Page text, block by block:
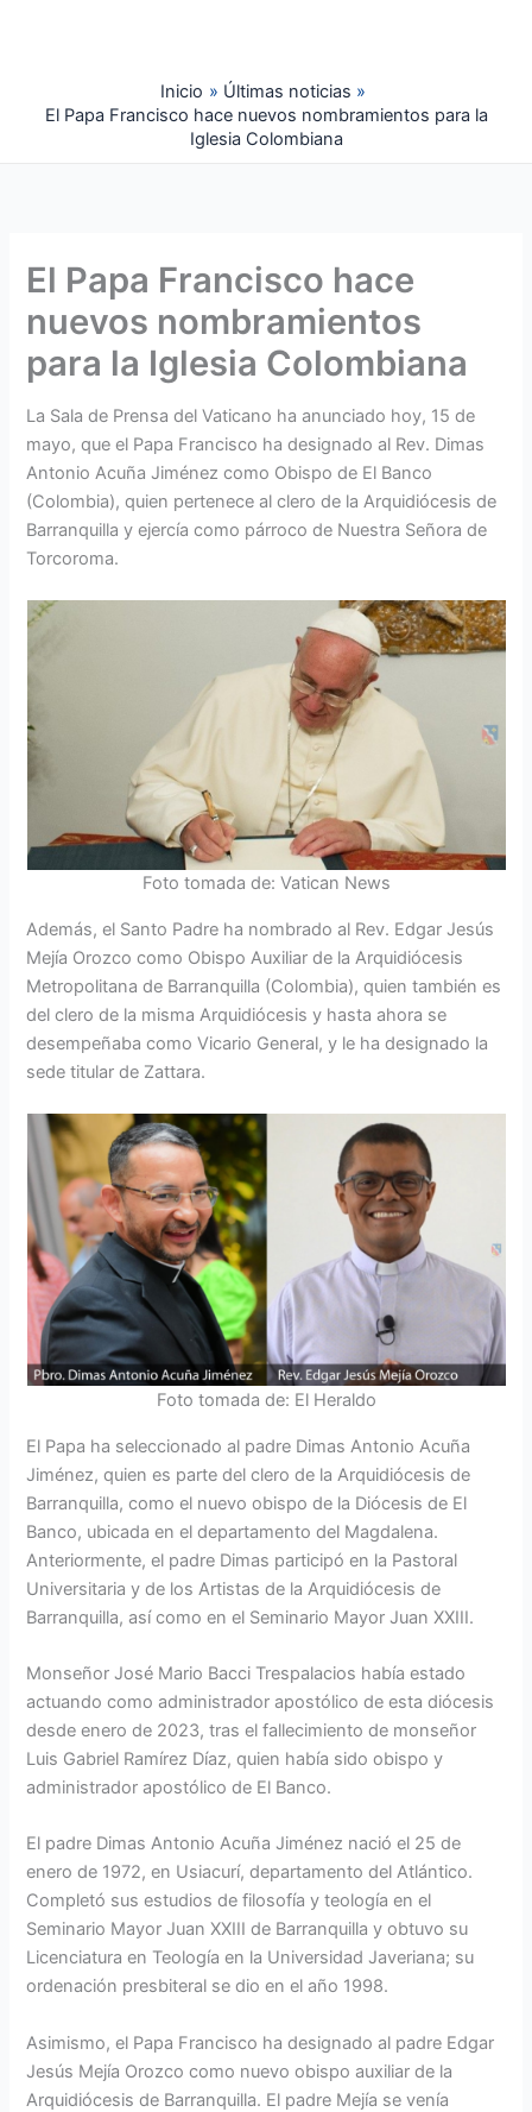
Inicio
Últimas noticias
El Papa Francisco hace nuevos nombramientos para la
Iglesia Colombiana
El Papa Francisco hace
nuevos nombramientos
para la Iglesia Colombiana
La Sala de Prensa del Vaticano ha anunciado hoy, 15 de
mayo, que el Papa Francisco ha designado al Rev. Dimas
Antonio Acuña Jiménez como Obispo de El Banco
(Colombia), quien pertenece al clero de la Arquidiócesis de
Barranquilla y ejercía como párroco de Nuestra Señora de
Torcoroma.
Foto tomada de: Vatican News
Además, el Santo Padre ha nombrado al Rev. Edgar Jesús
Mejía Orozco como Obispo Auxiliar de la Arquidiócesis
Metropolitana de Barranquilla (Colombia), quien también es
del clero de la misma Arquidiócesis y hasta ahora se
desempeñaba como Vicario General, y le ha designado la
sede titular de Zattara.
Foto tomada de: El Heraldo
El Papa ha seleccionado al padre Dimas Antonio Acuña
Jiménez, quien es parte del clero de la Arquidiócesis de
Barranquilla, como el nuevo obispo de la Diócesis de El
Banco, ubicada en el departamento del Magdalena.
Anteriormente, el padre Dimas participó en la Pastoral
Universitaria y de los Artistas de la Arquidiócesis de
Barranquilla, así como en el Seminario Mayor Juan XXIII.
Monseñor José Mario Bacci Trespalacios había estado
actuando como administrador apostólico de esta diócesis
desde enero de 2023, tras el fallecimiento de monseñor
Luis Gabriel Ramírez Díaz, quien había sido obispo y
administrador apostólico de El Banco.
El padre Dimas Antonio Acuña Jiménez nació el 25 de
enero de 1972, en Usiacurí, departamento del Atlántico.
Completó sus estudios de filosofía y teología en el
Seminario Mayor Juan XXIII de Barranquilla y obtuvo su
Licenciatura en Teología en la Universidad Javeriana; su
ordenación presbiteral se dio en el año 1998.
Asimismo, el Papa Francisco ha designado al padre Edgar
Jesús Mejía Orozco como nuevo obispo auxiliar de la
Arquidiócesis de Barranquilla. El padre Mejía se venía